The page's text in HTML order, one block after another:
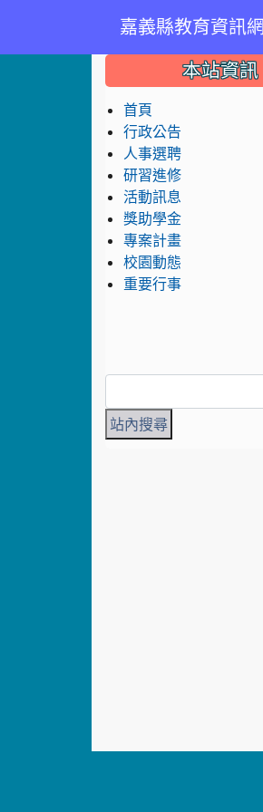
嘉義縣教育資訊網
::: 本站資訊
首頁
行政公告
人事選聘
研習進修
活動訊息
獎助學金
專案計畫
校園動態
重要行事